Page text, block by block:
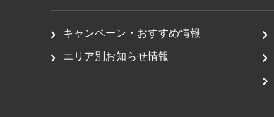
キャンペーン・おすすめ情報
エリア別お知らせ情報